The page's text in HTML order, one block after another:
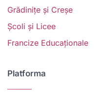
Grădinițe și Creșe
Școli și Licee
Francize Educaționale
Platforma